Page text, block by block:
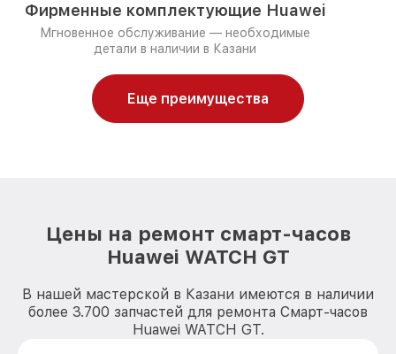
Фирменные комплектующие Huawei
Мгновенное обслуживание — необходимые
детали в наличии в Казани
Еще преимущества
Цены на ремонт смарт-часов
Huawei WATCH GT
В нашей мастерской в Казани имеются в наличии
более 3.700 запчастей для ремонта Смарт-часов
Huawei WATCH GT.